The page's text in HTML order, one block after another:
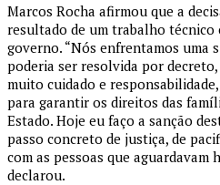
Marcos Rocha afirmou que a
resultado de um trabalho
governo. “Nós enfrentamos uma
poderia ser resolvida por
muito cuidado e
para garantir os direitos das
Estado. Hoje eu faço a sanção
passo concreto de justiça, de
com as pessoas que aguardavam
declarou.